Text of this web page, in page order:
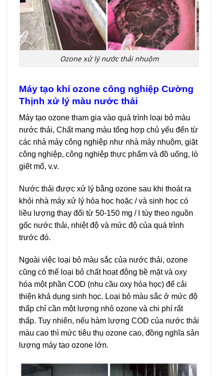
Ozone xử lý nước thải nhuộm
Máy tạo khí ozone công nghiệp Cường
Thịnh xử lý màu nước thải
Máy tạo ozone tham gia vào quá trình loại bỏ màu
nước thải, Chất mang màu tổng hợp chủ yếu đến từ
các nhà máy công nghiệp như nhà máy nhuộm, giặt
công nghiệp, công nghiệp thực phẩm và đồ uống, lò
giết mổ, v.v.
Nước thải được xử lý bằng ozone sau khi thoát ra
khỏi nhà máy xử lý hóa học hoặc / và sinh học có
liều lượng thay đổi từ 50-150 mg / l tùy theo nguồn
gốc nước thải, nhiệt độ và mức độ của quá trình
trước đó.
Ngoài việc loại bỏ màu sắc của nước thải, ozone
cũng có thể loại bỏ chất hoạt động bề mặt và oxy
hóa một phần COD (nhu cầu oxy hóa học) để cải
thiện khả dụng sinh học. Loại bỏ màu sắc ở mức độ
thấp chỉ cần một lượng nhỏ ozone và chi phí rất
thấp. Tuy nhiên, nếu hàm lượng COD của nước thải
màu cao thì mức tiêu thụ ozone cao, đồng nghĩa sản
lượng máy tạo ozone lớn.